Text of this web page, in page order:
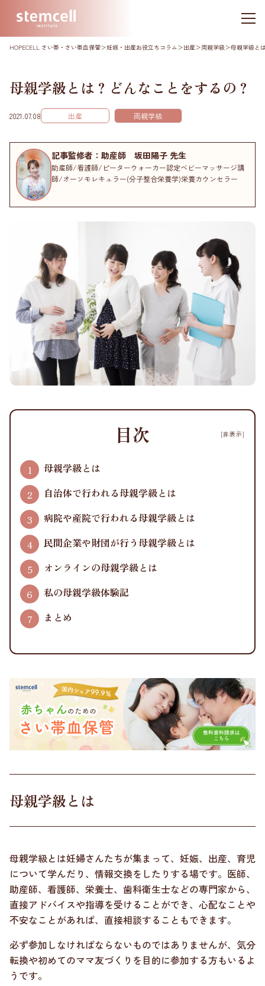
HOPECELL さい帯・さい帯血保管＞妊娠・出産お役立ちコラム＞出産＞両親学級＞母親学級と
母親学級とは？どんなことをするの？
2021.07.08 出産 両親学級
記事監修者：助産師 坂田陽子 先生
助産師/看護師/ピーターウォーカー認定ベビーマッサージ講
師/オーソモレキュラー(分子整合栄養学)栄養カウンセラー
[非表示]
目次
母親学級とは
自治体で行われる母親学級とは
病院や産院で行われる母親学級とは
民間企業や財団が行う母親学級とは
オンラインの母親学級とは
私の母親学級体験記
まとめ
母親学級とは
母親学級とは妊婦さんたちが集まって、妊娠、出産、育児
について学んだり、情報交換をしたりする場です。医師、
助産師、看護師、栄養士、歯科衛生士などの専門家から、
直接アドバイスや指導を受けることができ、心配なことや
不安なことがあれば、直接相談することもできます。
必ず参加しなければならないものではありませんが、気分
転換や初めてのママ友づくりを目的に参加する方もいるよ
うです。